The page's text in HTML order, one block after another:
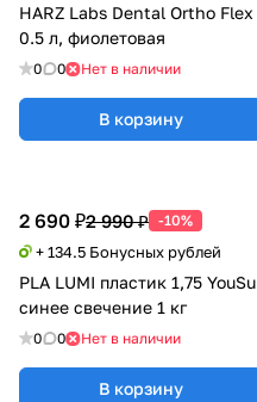
2 690 ₽2 990 ₽ -10%
+ 134.5 Бонусных рублей
PLA LUMI пластик 1,75 YouSu
синее свечение 1 кг
0 0 Нет в наличии
В корзину
HARZ Labs Dental Ortho Flex
0.5 л, фиолетовая
0 0 Нет в наличии
В корзину